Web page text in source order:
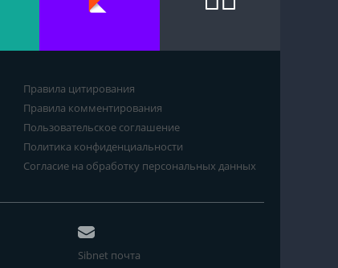
Правила цитирования
Правила комментирования
Пользовательское соглашение
Политика конфиденциальности
Согласие на обработку персональных данных
Sibnet почта